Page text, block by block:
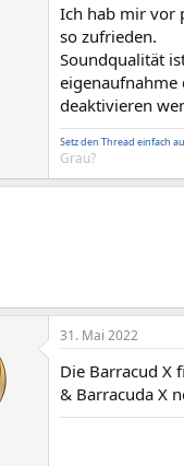
Ich hab mir vor
so zufrieden.
Soundqualität
eigenaufnahme
deaktivieren
Setz den Thread einfach
Grau?
31. Mai 2022
Die Barracud X
& Barracuda X